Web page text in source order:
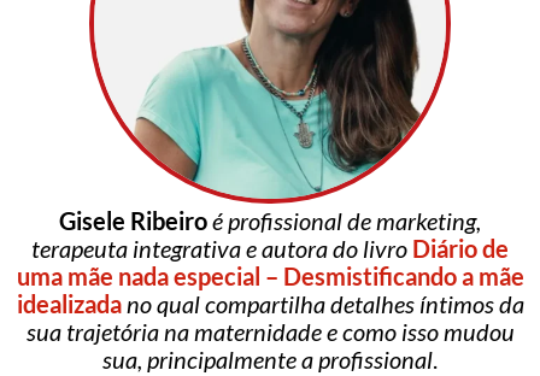
Gisele Ribeiroé profissional de marketing,
terapeuta integrativa e autora do livro Diário de
uma mãe nada especial – Desmistificando a mãe
idealizadano qual compartilha detalhes íntimos da
sua trajetória na maternidade e como isso mudou
sua, principalmente a profissional.